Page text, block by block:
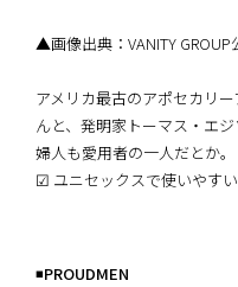
▲画像出典：VANITY GROUP
アメリカ最古のアポセカリ
んと、発明家トーマス・エ
婦人も愛用者の一人だとか。
☑︎ ユニセックスで使いやす
◾️PROUDMEN